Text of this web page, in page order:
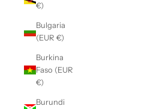
€)
Bulgaria
(EUR €)
Burkina
Faso (EUR
€)
Burundi